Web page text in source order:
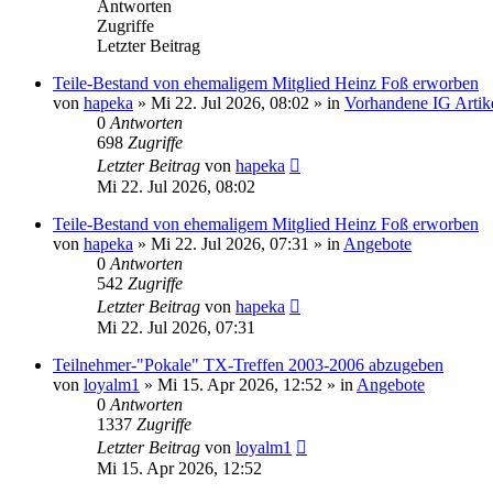
Antworten
Zugriffe
Letzter Beitrag
Teile-Bestand von ehemaligem Mitglied Heinz Foß erworben
von hapeka » Mi 22. Jul 2026, 08:02 » in Vorhandene IG
0 Antworten
698 Zugriffe
Letzter Beitrag von hapeka
Mi 22. Jul 2026, 08:02
Teile-Bestand von ehemaligem Mitglied Heinz Foß erworben
von hapeka » Mi 22. Jul 2026, 07:31 » in Angebote
0 Antworten
542 Zugriffe
Letzter Beitrag von hapeka
Mi 22. Jul 2026, 07:31
Teilnehmer-"Pokale" TX-Treffen 2003-2006 abzugeben
von loyalm1 » Mi 15. Apr 2026, 12:52 » in Angebote
0 Antworten
1337 Zugriffe
Letzter Beitrag von loyalm1
Mi 15. Apr 2026, 12:52